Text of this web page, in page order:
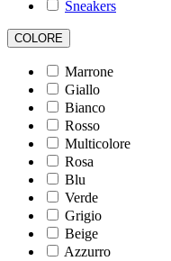
Sneakers
COLORE
Marrone
Giallo
Bianco
Rosso
Multicolore
Rosa
Blu
Verde
Grigio
Beige
Azzurro